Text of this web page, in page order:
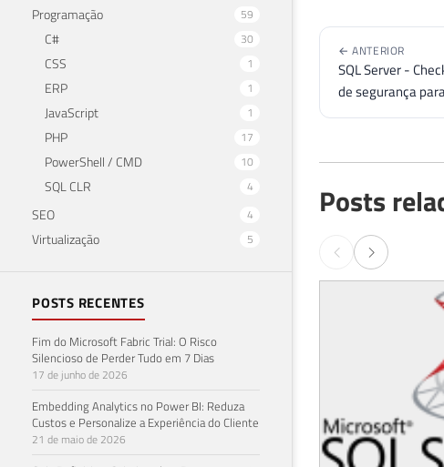
Programação 59
C# 30
CSS 1
ERP 1
JavaScript 1
PHP 17
PowerShell / CMD 10
SQL CLR 4
SEO 4
Virtualização 5
POSTS RECENTES
Fim do Microsoft Fabric Trial: O Risco
Silencioso de Perder Tudo em 7 Dias
17 de junho de 2026
Embedding Analytics no Power BI: Reduza
Custos e Personalize a Experiência do Cliente
21 de maio de 2026
← ANTERIOR
SQL Server -
de segurança
Posts